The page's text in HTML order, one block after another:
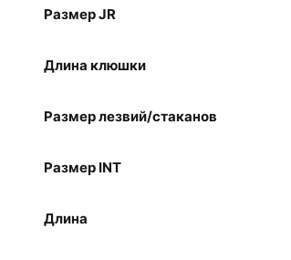
Размер JR
Длина клюшки
Размер лезвий/стаканов
Размер INT
Длина